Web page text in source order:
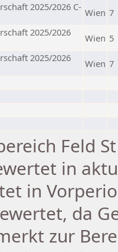
2025/2026 C- Wien 7
2025/2026
Wien 5
2025/2026
Wien 7
Feld
in
in
da
zur